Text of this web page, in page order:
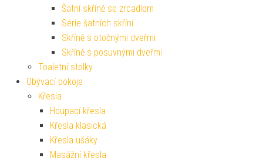
Šatní skříně se zrcadlem
Série šatních skříní
Skříně s otočnými dveřmi
Skříně s posuvnými dveřmi
Toaletní stolky
Obývací pokoje
Křesla
Houpací křesla
Křesla klasická
Křesla ušáky
Masážní křesla